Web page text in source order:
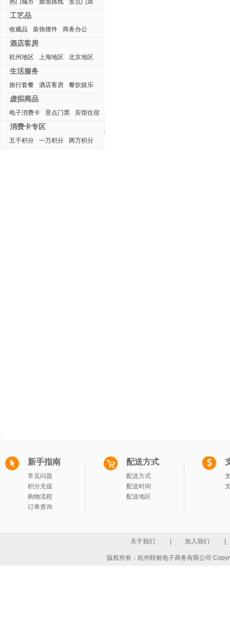
热门城市 旅游路线 景点门票
工艺品
收藏品 装饰摆件 商务办公
酒店客房
杭州地区 上海地区 北京地区
生活服务
旅行套餐 酒店客房 餐饮娱乐
虚拟商品
电子消费卡 景点门票 宾馆住宿
消费卡专区
五千积分 一万积分 两万积分
最近浏览产品
新手指南
常见问题
积分充值
购物流程
订单查询
配送方式
配送方式
配送时间
配送地区
关于我们 加入我们
版权所有：杭州联银电子商务有限公司